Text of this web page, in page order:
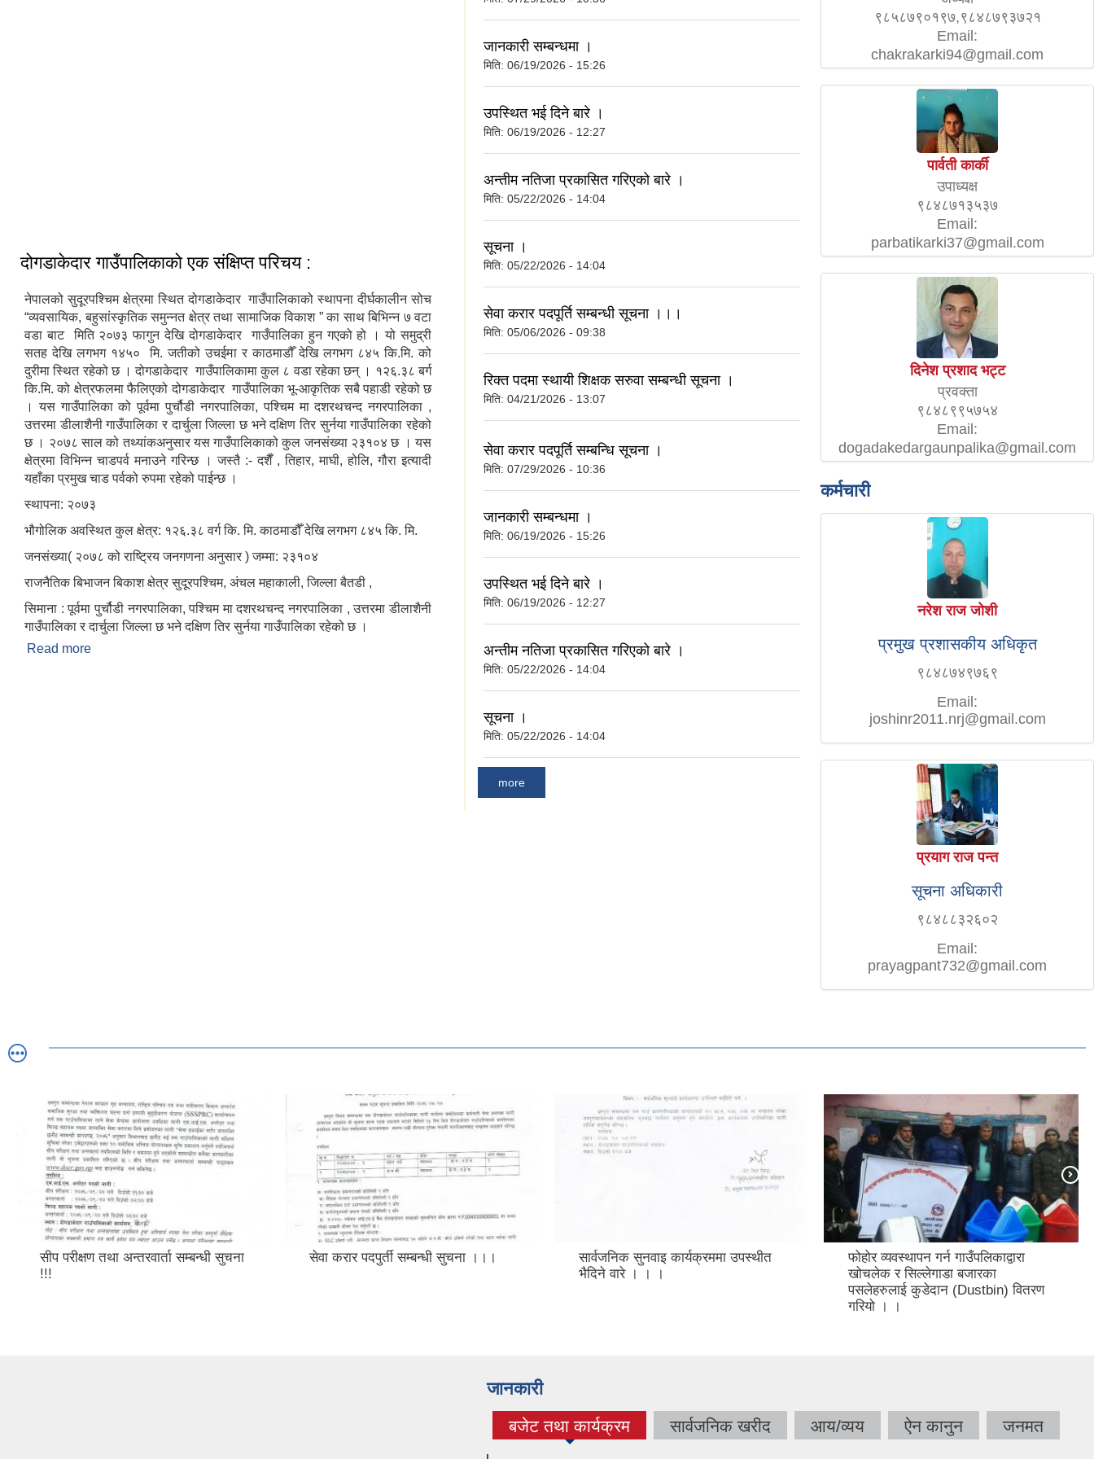
दोगडाकेदार गाउँपालिकाको एक संक्षिप्त परिचय :
नेपालको सुदूरपश्चिम क्षेत्रमा स्थित दोगडाकेदार गाउँपालिकाको स्थापना दीर्घकालीन सोच
“व्यवसायिक, बहुसांस्कृतिक समुन्नत क्षेत्र तथा सामाजिक विकाश ” का साथ बिभिन्न ७ वटा
वडा बाट मिति २०७३ फागुन देखि दोगडाकेदार गाउँपालिका हुन गएको हो । यो समुद्री
सतह देखि लगभग १४५० मि. जतीको उचईमा र काठमाडौँ देखि लगभग ८४५ कि.मि. को
दुरीमा स्थित रहेको छ । दोगडाकेदार गाउँपालिकामा कुल ८ वडा रहेका छन् । १२६.३८ बर्ग
कि.मि. को क्षेत्रफलमा फैलिएको दोगडाकेदार गाउँपालिका भू-आकृतिक सबै पहाडी रहेको छ
। यस गाउँपालिका को पूर्वमा पुर्चौडी नगरपालिका, पश्चिम मा दशरथचन्द नगरपालिका ,
उत्तरमा डीलाशैनी गाउँपालिका र दार्चुला जिल्ला छ भने दक्षिण तिर सुर्नया गाउँपालिका रहेको
छ । २०७८ साल को तथ्यांकअनुसार यस गाउँपालिकाको कुल जनसंख्या २३१०४ छ । यस
क्षेत्रमा विभिन्न चाडपर्व मनाउने गरिन्छ । जस्तै :- दशैँ , तिहार, माघी, होलि, गौरा इत्यादी
यहाँका प्रमुख चाड पर्वको रुपमा रहेको पाईन्छ ।
स्थापना: २०७३
भौगोलिक अवस्थित कुल क्षेत्र: १२६.३८ वर्ग कि. मि. काठमाडौँ देखि लगभग ८४५ कि. मि.
जनसंख्या( २०७८ को राष्ट्रिय जनगणना अनुसार ) जम्मा: २३१०४
राजनैतिक बिभाजन बिकाश क्षेत्र सुदूरपश्चिम, अंचल महाकाली, जिल्ला बैतडी ,
सिमाना : पूर्वमा पुर्चौडी नगरपालिका, पश्चिम मा दशरथचन्द नगरपालिका , उत्तरमा डीलाशैनी
गाउँपालिका र दार्चुला जिल्ला छ भने दक्षिण तिर सुर्नया गाउँपालिका रहेको छ ।
Read more
जानकारी सम्बन्धमा ।
मिति: 06/19/2026 - 15:26
उपस्थित भई दिने बारे ।
मिति: 06/19/2026 - 12:27
अन्तीम नतिजा प्रकासित गरिएको बारे ।
मिति: 05/22/2026 - 14:04
सूचना ।
मिति: 05/22/2026 - 14:04
सेवा करार पदपूर्ति सम्बन्धी सूचना ।।।
मिति: 05/06/2026 - 09:38
रिक्त पदमा स्थायी शिक्षक सरुवा सम्बन्धी सूचना ।
मिति: 04/21/2026 - 13:07
सेवा करार पदपूर्ति सम्बन्धि सूचना ।
मिति: 07/29/2026 - 10:36
जानकारी सम्बन्धमा ।
मिति: 06/19/2026 - 15:26
उपस्थित भई दिने बारे ।
मिति: 06/19/2026 - 12:27
अन्तीम नतिजा प्रकासित गरिएको बारे ।
मिति: 05/22/2026 - 14:04
सूचना ।
मिति: 05/22/2026 - 14:04
more
९८५८७९०१९७,९८४८७९३७२१
Email:
chakrakarki94@gmail.com
पार्वती कार्की
उपाध्यक्ष
९८४८७१३५३७
Email:
parbatikarki37@gmail.com
दिनेश प्रशाद भट्ट
प्रवक्ता
९८४८९९५७५४
Email:
dogadakedargaunpalika@gmail.com
कर्मचारी
नरेश राज जोशी
प्रमुख प्रशासकीय अधिकृत
९८४८७४९७६९
Email:
joshinr2011.nrj@gmail.com
प्रयाग राज पन्त
सूचना अधिकारी
९८४८८३२६०२
Email:
prayagpant732@gmail.com
सेवा करार पदपुर्ती सम्बन्धी सुचना ।।।
सार्वजनिक सुनवाइ कार्यक्रममा उपस्थीत
फोहोर व्यवस्थापन गर्न गाउँपलिकाद्वारा
खोचलेक र सिल्लेगाडा बजारका
आ.व. २०७७/०७८ काे नीति-कार्यक्रम
तथा बजेट बक्तब्य
जानकारी
बजेट तथा कार्यक्रम
(active tab) सार्वजनिक खरीद आय/व्यय ऐन कानुन जनमत